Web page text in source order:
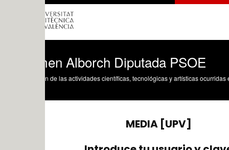
Alborch Diputada PSOE
de las actividades científicas, tecnológicas y artísticas ocurridas en los tres